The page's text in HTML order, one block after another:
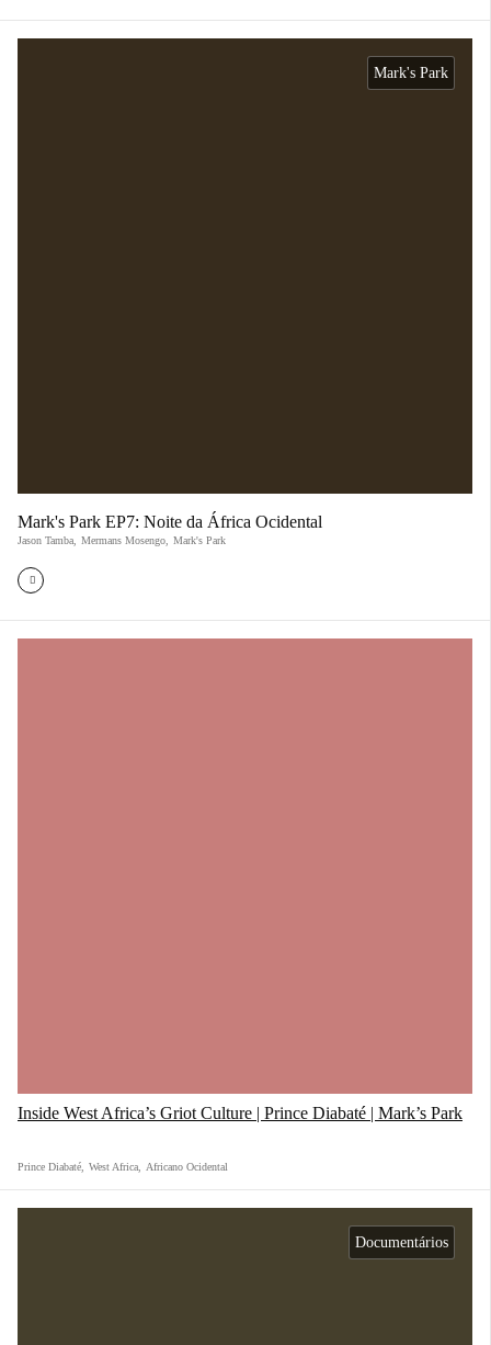
Mark's Park
Mark's Park EP7: Noite da África Ocidental
Jason Tamba Mermans Mosengo Mark's Park
Inside West Africa’s Griot Culture | Prince Diabaté | Mark’s Park
Prince Diabaté West Africa Africano Ocidental
Documentários